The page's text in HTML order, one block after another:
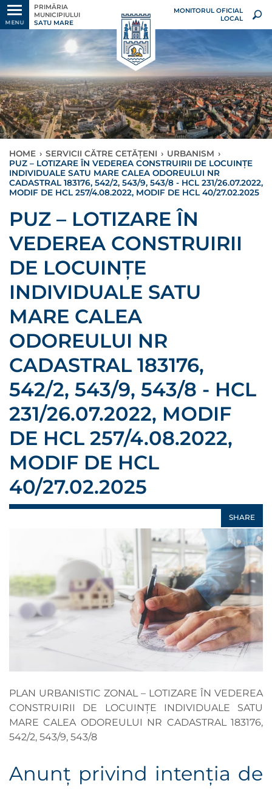
MENU
PRIMĂRIA
MUNICIPIULUI
SATU MARE
MONITORUL OFICIAL
LOCAL
HOME › SERVICII CĂTRE CETĂȚENI › URBANISM ›
PUZ – LOTIZARE ÎN VEDEREA CONSTRUIRII DE LOCUINȚE
INDIVIDUALE SATU MARE CALEA ODOREULUI NR
CADASTRAL 183176, 542/2, 543/9, 543/8 - HCL 231/26.07.2022,
MODIF DE HCL 257/4.08.2022, MODIF DE HCL 40/27.02.2025
PUZ – LOTIZARE ÎN
VEDEREA CONSTRUIRII
DE LOCUINȚE
INDIVIDUALE SATU
MARE CALEA
ODOREULUI NR
CADASTRAL 183176,
542/2, 543/9, 543/8 - HCL
231/26.07.2022, MODIF
DE HCL 257/4.08.2022,
MODIF DE HCL
40/27.02.2025
SHARE
PLAN URBANISTIC ZONAL – LOTIZARE ÎN VEDEREA
CONSTRUIRII DE LOCUINȚE INDIVIDUALE SATU
MARE CALEA ODOREULUI NR CADASTRAL 183176,
542/2, 543/9, 543/8
Anunţ privind intenţia de